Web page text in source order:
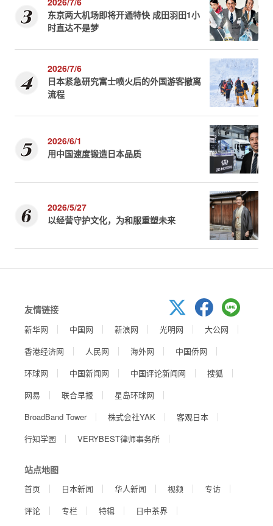
东京两大机场即将开通特快 成田羽田1小
时直达不是梦
2026/7/6
日本紧急研究富士喷火后的外国游客撤离
流程
2026/6/1
用中国速度锻造日本品质
2026/5/27
以经营守护文化，为和服重塑未来
友情链接
新华网 中国网 新浪网 光明网
大公网
香港经济网
人民网 海外网
中国侨网
环球网
中国新闻网 中国评论新闻网
搜狐
网易
联合早报
星岛环球网
BroadBand Tower
株式会社YAK
客观日本
行知学园
VERYBEST律师事务所
站点地图
首页 日本新闻 华人新闻 视频
专访
评论
专栏 特辑 日中茶界